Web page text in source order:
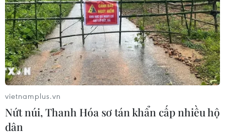
vietnamplus.vn
Nứt núi, Thanh Hóa sơ tán khẩn cấp nhiều hộ
dân